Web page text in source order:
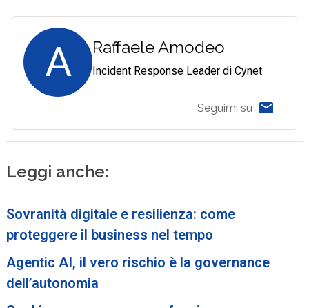
A Raffaele Amodeo
Incident Response Leader di Cynet
Seguimi su
Leggi anche:
Sovranità digitale e resilienza: come
proteggere il business nel tempo
Agentic AI, il vero rischio è la governance
dell’autonomia